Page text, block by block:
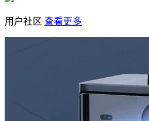
用户社区 查看更多